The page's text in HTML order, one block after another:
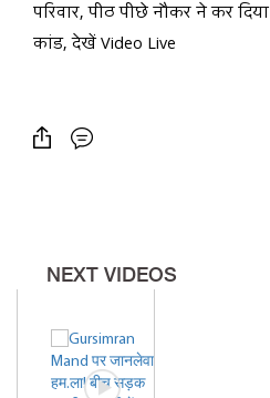
परिवार, पीठ पीछे नौकर ने कर दिया
कांड, देखें Video Live
NEXT VIDEOS